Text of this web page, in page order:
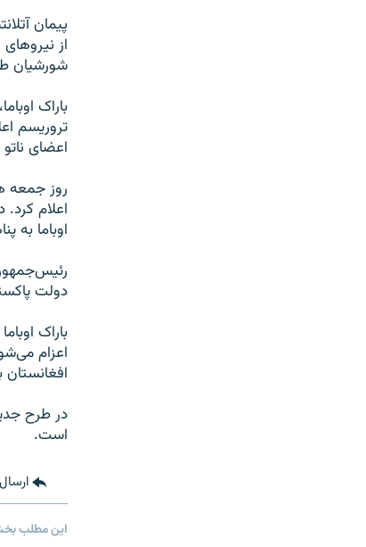
از
شورشیان
باراک
تروریسم
اعضای
روز جمعه
اعلام
اوباما به
دولت
اعزام
افغانستان
در طرح
است.
ارسال
این مطلب